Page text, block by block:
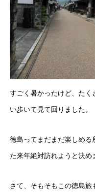
すごく暑かったけど、たく
い歩いて見て回りました。
徳島ってまだまだ楽しめる
た来年絶対訪れようと決め
さて、そもそもこの徳島